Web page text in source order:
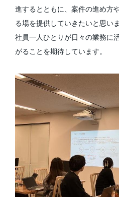
進するとともに、案件の進め方
る場を提供していきたいと思いま
社員一人ひとりが日々の業務に
がることを期待しています。